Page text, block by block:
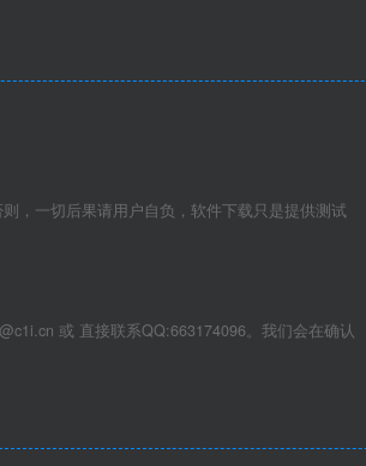
，一切后果请用户自负，软件下载只是提供测试
或 直接联系QQ:663174096。我们会在确认